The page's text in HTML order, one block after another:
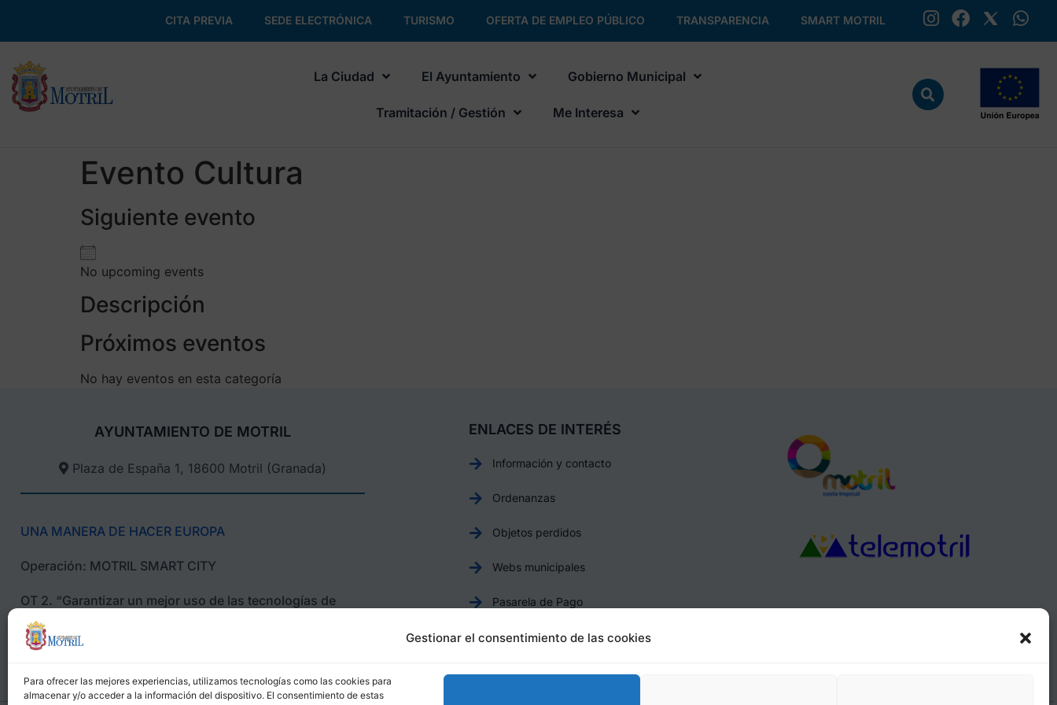
Gestionar el consentimiento de las cookies
Para ofrecer las mejores experiencias, utilizamos tecnologías como las cookies para
almacenar y/o acceder a la información del dispositivo. El consentimiento de estas
CITA PREVIA SEDE ELECTRÓNICA TURISMO OFERTA DE EMPLEO PÚBLICO TRANSPARENCIA SMART MOTRIL
La Ciudad El Ayuntamiento Gobierno Municipal
Tramitación / Gestión Me Interesa
Evento Cultura
Siguiente evento
No upcoming events
Descripción
Próximos eventos
No hay eventos en esta categoría
AYUNTAMIENTO DE MOTRIL
Plaza de España 1, 18600 Motril (Granada)​
UNA MANERA DE HACER EUROPA
Operación: MOTRIL SMART CITY
OT 2. “Garantizar un mejor uso de las tecnologías de
información”;
ENLACES DE INTERÉS
Información y contacto
Ordenanzas
Objetos perdidos
Webs municipales
Pasarela de Pago
Canal Ético